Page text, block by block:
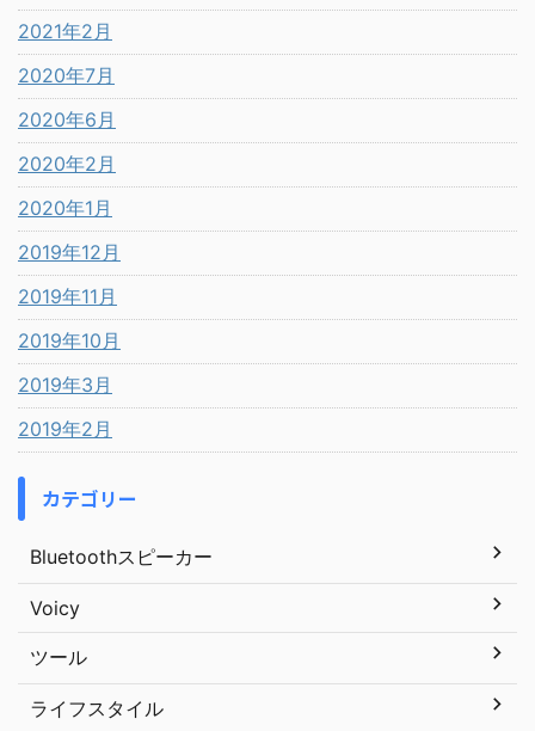
2021年2月
2020年7月
2020年6月
2020年2月
2020年1月
2019年12月
2019年11月
2019年10月
2019年3月
2019年2月
カテゴリー
Bluetoothスピーカー
Voicy
ツール
ライフスタイル